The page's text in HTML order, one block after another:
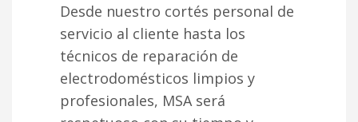
Desde nuestro cortés personal de
servicio al cliente hasta los
técnicos de reparación de
electrodomésticos limpios y
profesionales, MSA será